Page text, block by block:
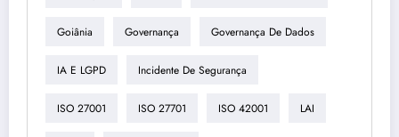
Goiânia Governança Governança De Dados
IA E LGPD Incidente De Segurança
ISO 27001 ISO 27701 ISO 42001 LAI